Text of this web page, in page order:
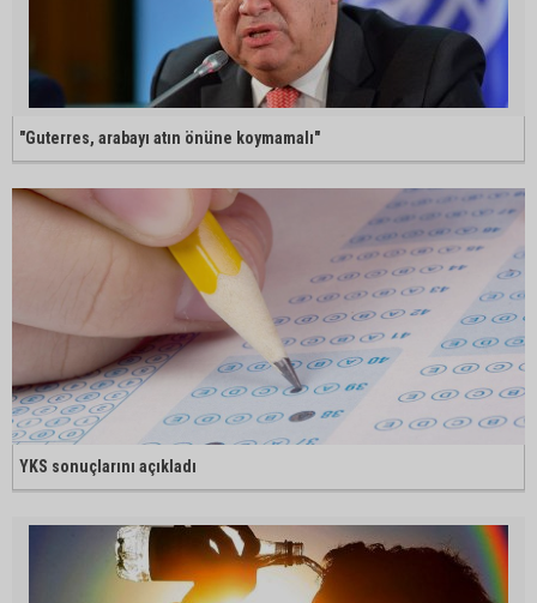
"Guterres, arabayı atın önüne koymamalı"
YKS sonuçlarını açıkladı